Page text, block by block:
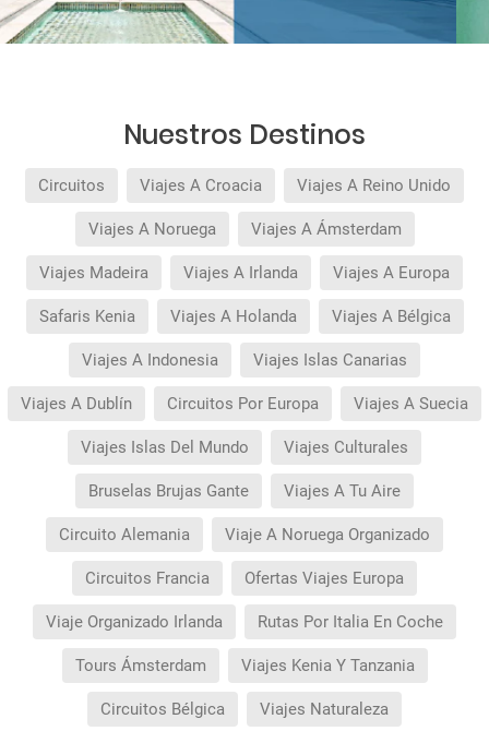
Nuestros Destinos
Circuitos Viajes A Croacia Viajes A Reino Unido
Viajes A Noruega Viajes A Ámsterdam
Viajes Madeira Viajes A Irlanda Viajes A Europa
Safaris Kenia Viajes A Holanda Viajes A Bélgica
Viajes A Indonesia Viajes Islas Canarias
Viajes A Dublín Circuitos Por Europa Viajes A Suecia
Viajes Islas Del Mundo Viajes Culturales
Bruselas Brujas Gante Viajes A Tu Aire
Circuito Alemania Viaje A Noruega Organizado
Circuitos Francia Ofertas Viajes Europa
Viaje Organizado Irlanda Rutas Por Italia En Coche
Tours Ámsterdam Viajes Kenia Y Tanzania
Circuitos Bélgica Viajes Naturaleza